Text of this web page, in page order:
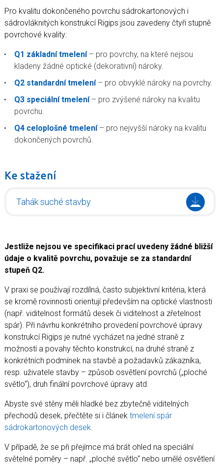
Koupelny a vlhké prostory
Zásady a užitečné informace
Reference
Pro kvalitu dokončeného povrchu sádrokartonových i
sádrovláknitých konstrukcí Rigips jsou zavedeny čtyři stupně
povrchové kvality:
Q1 základní tmelení– pro povrchy, na které nejsou
kladeny žádné optické (dekorativní) nároky.
Q2 standardní tmelení – pro obvyklé nároky na povrchy.
Q3 speciální tmelení– pro zvýšené nároky na kvalitu
povrchu.
Q4 celoplošné tmelení– pro nejvyšší nároky na kvalitu
dokončených povrchů.
Ke stažení
Tahák suché stavby
Jestliže nejsou ve specifikaci prací uvedeny žádné bližší
údaje o kvalitě povrchu, považuje se za standardní
stupeň Q2.
V praxi se používají rozdílná, často subjektivní kritéria, která
se kromě rovinnosti orientují především na optické vlastnosti
(např. viditelnost formátů desek či viditelnost a zřetelnost
spár). Při návrhu konkrétního provedení povrchové úpravy
konstrukcí Rigips je nutné vycházet na jedné straně z
možností a povahy těchto konstrukcí, na druhé straně z
konkrétních podmínek na stavbě a požadavků zákazníka,
resp. uživatele stavby – způsob osvětlení povrchů („ploché
světlo“), druh finální povrchové úpravy atd.
Abyste své stěny měli hladké bez zbytečně viditelných
přechodů desek, přečtěte si i článek tmelení spár
sádrokartonových desek.
V případě, že se při přejímce má brát ohled na speciální
světelné poměry – např. „ploché světlo“ nebo umělé osvětlení